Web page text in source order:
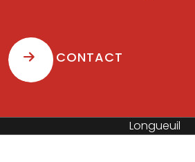
CONTACT
Sainte-Hyacinthe